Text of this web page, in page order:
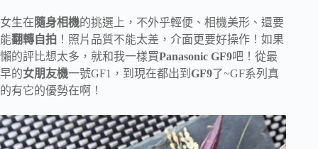
女生在 隨身相機的挑選上，不外乎輕便、相機美形、還要
能翻轉自拍 ！照片品質不能太差，介面更要好操作！如果
懶的評比想太多，就和我一樣買Panasonic GF9吧！從最
早的女朋友機一號GF1，到現在都出到 GF9了~GF系列真
的有它的優勢在啊！